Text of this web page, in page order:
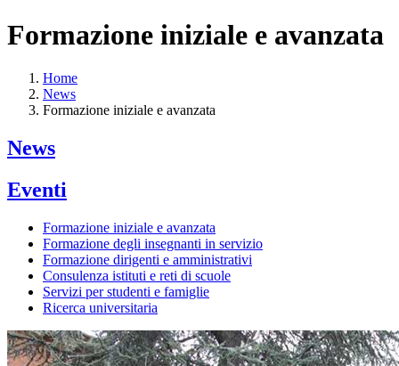
Formazione iniziale e avanzata
Home
News
Formazione iniziale e avanzata
News
Eventi
Formazione iniziale e avanzata
Formazione degli insegnanti in servizio
Formazione dirigenti e amministrativi
Consulenza istituti e reti di scuole
Servizi per studenti e famiglie
Ricerca universitaria